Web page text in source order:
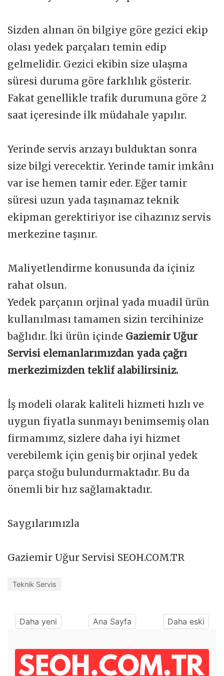
Sizden alınan ön bilgiye göre gezici ekip
olası yedek parçaları temin edip
gelmelidir. Gezici ekibin size ulaşma
süresi duruma göre farklılık gösterir.
Fakat genellikle trafik durumuna göre 2
saat içeresinde ilk müdahale yapılır.
Yerinde servis arızayı bulduktan sonra
size bilgi verecektir. Yerinde tamir imkânı
var ise hemen tamir eder. Eğer tamir
süresi uzun yada taşınamaz teknik
ekipman gerektiriyor ise cihazınız servis
merkezine taşınır.
Maliyetlendirme konusunda da içiniz
rahat olsun.
Yedek parçanın orjinal yada muadil ürün
kullanılması tamamen sizin tercihinize
bağlıdır. İki ürün içinde Gaziemir Uğur
Servisi elemanlarımızdan yada çağrı
merkezimizden teklif alabilirsiniz.
İş modeli olarak kaliteli hizmeti hızlı ve
uygun fiyatla sunmayı benimsemiş olan
firmamımz, sizlere daha iyi hizmet
verebilemk için geniş bir orjinal yedek
parça stoğu bulundurmaktadır. Bu da
önemli bir hız sağlamaktadır.
Saygılarımızla
Gaziemir Uğur Servisi SEOH.COM.TR
Teknik Servis
Daha yeni Ana Sayfa Daha eski